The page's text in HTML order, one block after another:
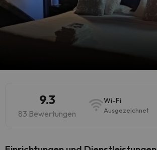
9.3
83 Bewertungen
Wi-Fi
Ausgezeichnet